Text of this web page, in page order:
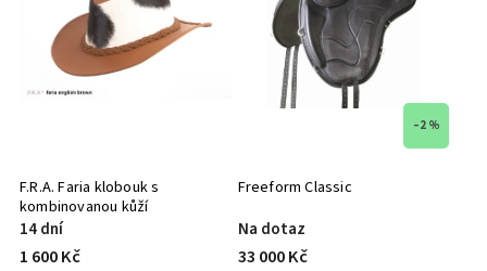
F.R.A. Faria klobouk s
kombinovanou kůží
14 dní
1 600 Kč
–2 %
Freeform Classic
Na dotaz
33 000 Kč